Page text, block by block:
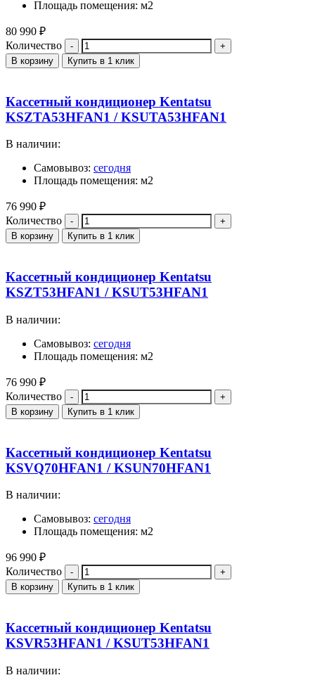
Площадь помещения: м2
80 990 ₽
Количество
В корзину Купить в 1 клик
Кассетный кондиционер Kentatsu
KSZTA53HFAN1 / KSUTA53HFAN1
В наличии:
Самовывоз: сегодня
Площадь помещения: м2
76 990 ₽
Количество
В корзину Купить в 1 клик
Кассетный кондиционер Kentatsu
KSZT53HFAN1 / KSUT53HFAN1
В наличии:
Самовывоз: сегодня
Площадь помещения: м2
76 990 ₽
Количество
В корзину Купить в 1 клик
Кассетный кондиционер Kentatsu
KSVQ70HFAN1 / KSUN70HFAN1
В наличии:
Самовывоз: сегодня
Площадь помещения: м2
96 990 ₽
Количество
В корзину Купить в 1 клик
Кассетный кондиционер Kentatsu
KSVR53HFAN1 / KSUT53HFAN1
В наличии: